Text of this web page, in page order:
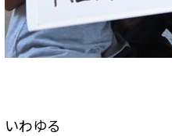
いわゆる